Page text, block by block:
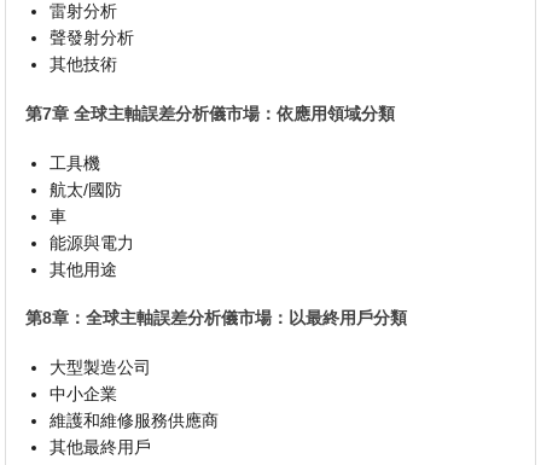
雷射分析
聲發射分析
其他技術
第7章 全球主軸誤差分析儀市場：依應用領域分類
工具機
航太/國防
車
能源與電力
其他用途
第8章：全球主軸誤差分析儀市場：以最終用戶分類
大型製造公司
中小企業
維護和維修服務供應商
其他最終用戶